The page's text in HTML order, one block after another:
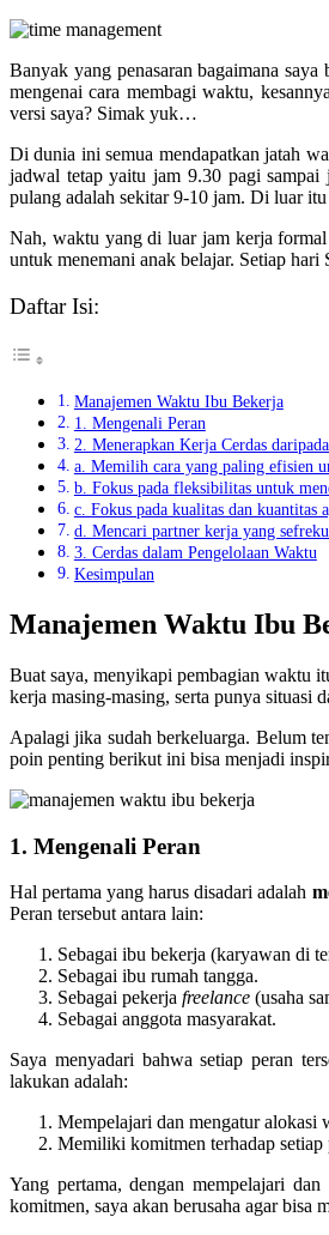
Banyak yang penasaran bagaimana
mengenai cara membagi waktu,
versi saya? Simak yuk…
Di dunia ini semua mendapatkan jatah
jadwal tetap yaitu jam 9.30 pagi sampai
pulang adalah sekitar 9-10 jam. Di luar
Nah, waktu yang di luar jam kerja
untuk menemani anak belajar. Setiap
Daftar Isi:
Manajemen Waktu Ibu Bekerja
1. Mengenali Peran
2. Menerapkan Kerja Cerdas
a. Memilih cara yang paling efisien
b. Fokus pada fleksibilitas untuk
c. Fokus pada kualitas dan kuantitas
d. Mencari partner kerja yang
3. Cerdas dalam Pengelolaan Waktu
Kesimpulan
Manajemen Waktu Ibu
Buat saya, menyikapi pembagian waktu
kerja masing-masing, serta punya situasi
Apalagi jika sudah berkeluarga. Belum
poin penting berikut ini bisa menjadi
1. Mengenali Peran
Hal pertama yang harus disadari adalah
Peran tersebut antara lain:
Sebagai ibu bekerja (karyawan di
Sebagai ibu rumah tangga.
Sebagai pekerja freelance (usaha
Sebagai anggota masyarakat.
Saya menyadari bahwa setiap peran
lakukan adalah:
Mempelajari dan mengatur alokasi
Memiliki komitmen terhadap setiap
Yang pertama, dengan mempelajari
komitmen, saya akan berusaha agar bisa